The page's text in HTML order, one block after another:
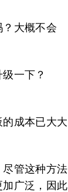
大概不会
一下？
成本已大大
管这种方法
广泛，因此